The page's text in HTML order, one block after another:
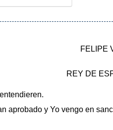
FELIPE
REY DE
aprobado y Yo vengo en